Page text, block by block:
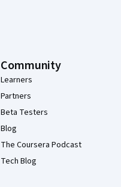
Community
Learners
Partners
Beta Testers
Blog
The Coursera Podcast
Tech Blog